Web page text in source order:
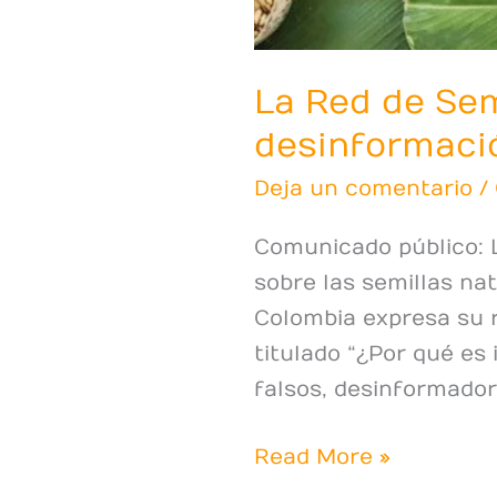
La Red de
Deja un comentario /
Comunicado público:
sobre las semillas
Colombia expresa
titulado “¿Por qué
falsos,
Read More »